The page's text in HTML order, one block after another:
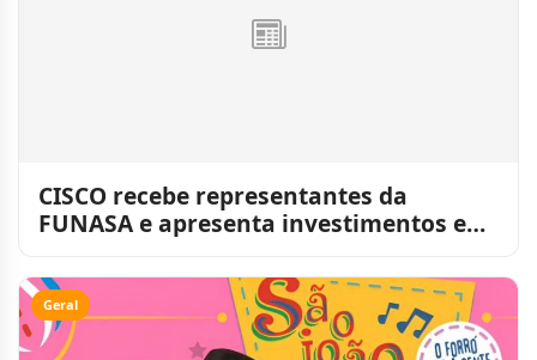
CISCO recebe representantes da
FUNASA e apresenta investimentos em
Geral